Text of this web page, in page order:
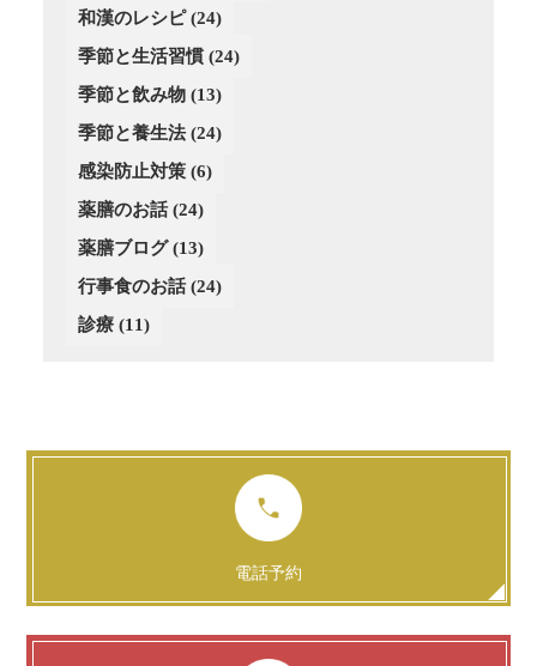
(4)
(4)
(3)
(3)
(4)
(3)
和漢のレシピ(24)
季節と生活習慣 (24)
季節と飲み物 (13)
季節と養生法(24)
感染防止対策 (6)
薬膳のお話(24)
薬膳ブログ(13)
行事食のお話(24)
診療 (11)
電話予約